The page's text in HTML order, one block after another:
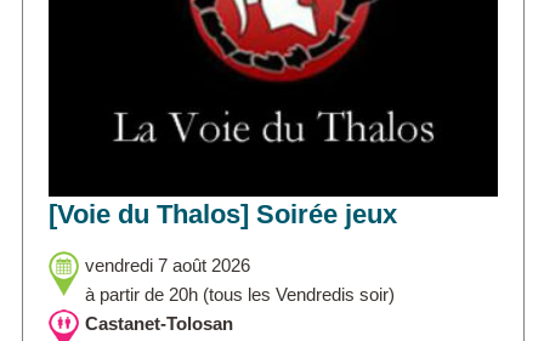
[Voie du Thalos] Soirée jeux
vendredi 7 août 2026
à partir de 20h (tous les Vendredis soir)
Castanet-Tolosan